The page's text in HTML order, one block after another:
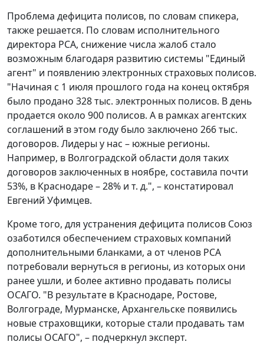
Проблема дефицита полисов, по словам спикера,
также решается. По словам исполнительного
директора РСА, снижение числа жалоб стало
возможным благодаря развитию системы "Единый
агент" и появлению электронных страховых полисов.
"Начиная с 1 июля прошлого года на конец октября
было продано 328 тыс. электронных полисов. В день
продается около 900 полисов. А в рамках агентских
соглашений в этом году было заключено 266 тыс.
договоров. Лидеры у нас – южные регионы.
Например, в Волгоградской области доля таких
договоров заключенных в ноябре, составила почти
53%, в Краснодаре – 28% и т. д.", – констатировал
Евгений Уфимцев.
Кроме того, для устранения дефицита полисов Союз
озаботился обеспечением страховых компаний
дополнительными бланками, а от членов РСА
потребовали вернуться в регионы, из которых они
ранее ушли, и более активно продавать полисы
ОСАГО. "В результате в Краснодаре, Ростове,
Волгограде, Мурманске, Архангельске появились
новые страховщики, которые стали продавать там
полисы ОСАГО", – подчеркнул эксперт.